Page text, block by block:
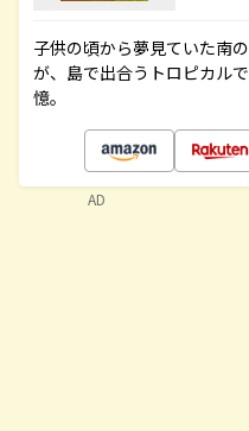
子供の頃から夢見ていた南
が、島で出合うトロピカル
憶。
AD